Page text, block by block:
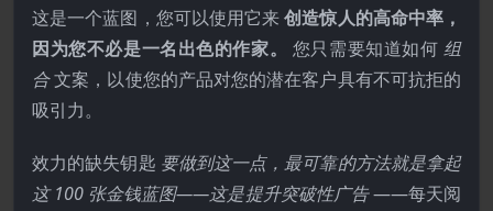
这是一个蓝图，您可以使用它来创造惊人的高命中率，
因为您不必是一名出色的作家。 您只需要知道如何 组
合文案，以使您的产品对您的潜在客户具有不可抗拒的
吸引力。
效力的缺失钥匙 要做到这一点，最可靠的方法就是拿起
这 100 张金钱蓝图——这是提升突破性广告——每天阅